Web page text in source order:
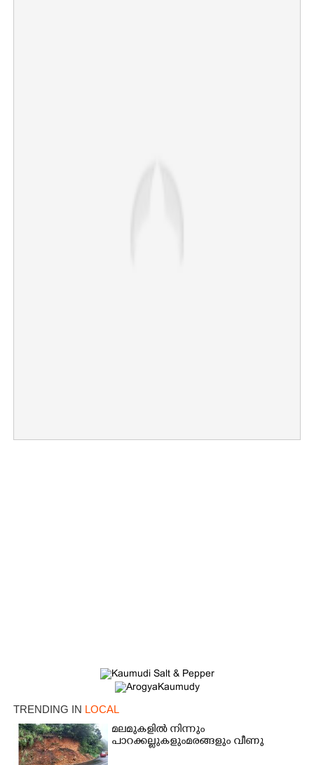
TRENDING IN LOCAL
മലമുകളിൽ നിന്നും
പാറക്കല്ലുകളുംമരങ്ങളും വീണു